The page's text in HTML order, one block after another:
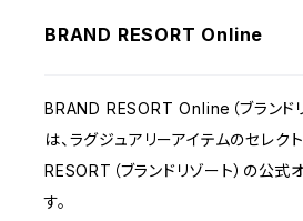
BRAND RESORT Online
BRAND RESORT Online（ブランドリ
は、ラグジュアリーアイテムのセレク
RESORT（ブランドリゾート）の公式
す。